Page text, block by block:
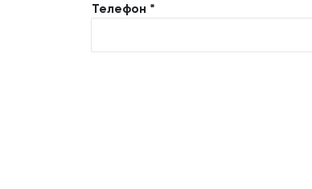
Телефон *